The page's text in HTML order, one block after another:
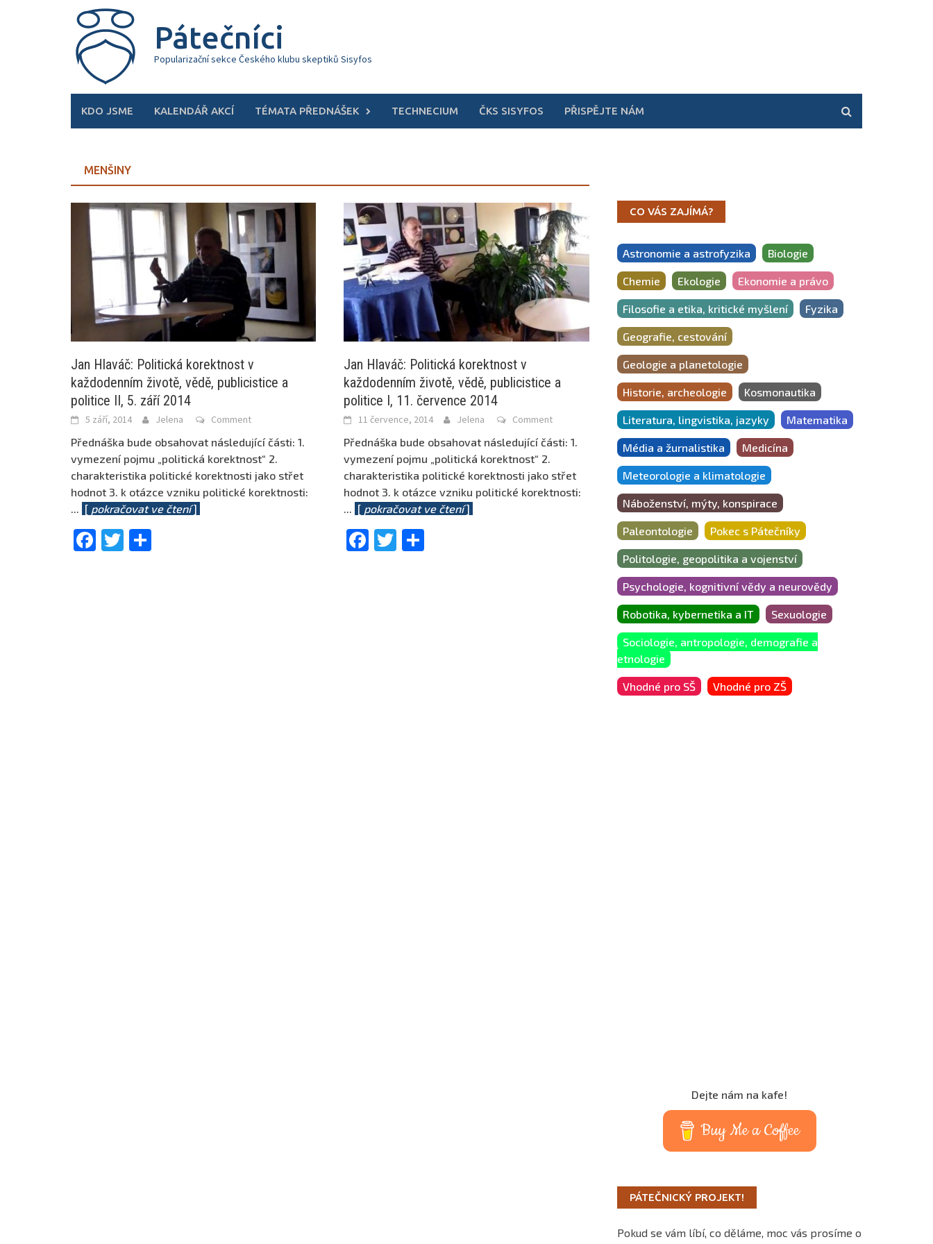
Pátečníci
Popularizační sekce Českého klubu skeptiků Sisyfos
KDO JSME KALENDÁŘ AKCÍ TÉMATA PŘEDNÁŠEK TECHNECIUM ČKS SISYFOS PŘISPĚJTE NÁM
MENŠINY
Jan Hlaváč: Politická korektnost v
každodenním životě, vědě, publicistice a
politice II, 5. září 2014
5 září, 2014 Jelena Comment
Přednáška bude obsahovat následující části: 1.
vymezení pojmu „politická korektnost“ 2.
charakteristika politické korektnosti jako střet
hodnot 3. k otázce vzniku politické korektnosti:
... [ pokračovat ve čtení]
Facebook
Twitter
Jan Hlaváč: Politická korektnost v
každodenním životě, vědě, publicistice a
politice I, 11. července 2014
11 července, 2014 Jelena Comment
Přednáška bude obsahovat následující části: 1.
vymezení pojmu „politická korektnost“ 2.
charakteristika politické korektnosti jako střet
hodnot 3. k otázce vzniku politické korektnosti:
... [ pokračovat ve čtení]
Facebook
Twitter
CO VÁS ZAJÍMÁ?
Astronomie a astrofyzika Biologie
Chemie Ekologie Ekonomie a právo
Filosofie a etika, kritické myšlení Fyzika
Geografie, cestování
Geologie a planetologie
Historie, archeologie Kosmonautika
Literatura, lingvistika, jazyky Matematika
Média a žurnalistika Medicína
Meteorologie a klimatologie
Náboženství, mýty, konspirace
Paleontologie Pokec s Pátečníky
Politologie, geopolitika a vojenství
Psychologie, kognitivní vědy a neurovědy
Robotika, kybernetika a IT Sexuologie
Sociologie, antropologie, demografie a
etnologie
Vhodné pro SŠ Vhodné pro ZŠ
Dejte nám na kafe!
Buy Me a Coffee
PÁTEČNICKÝ PROJEKT!
Pokud se vám líbí, co děláme, moc vás prosíme o